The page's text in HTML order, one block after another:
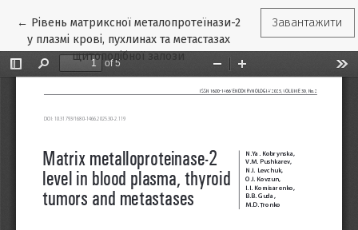
← Повернутися до подробиць статті
Рівень матриксної металопротеїнази-2
у плазмі крові, пухлинах та метастазах
щитоподібної залози
Завантажити